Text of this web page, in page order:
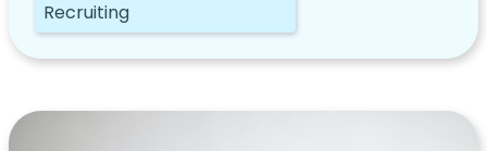
Recruiting